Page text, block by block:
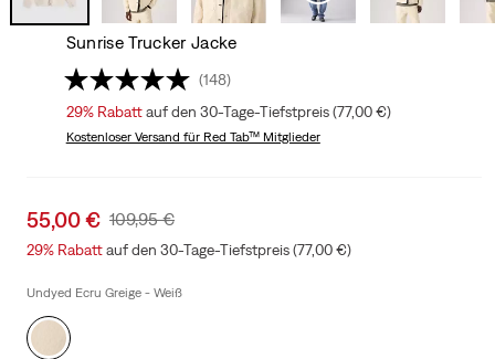
Sunrise Trucker Jacke
(148)
29% Rabattauf den 30-Tage-Tiefstpreis (77,00 €)
Kostenloser Versand für Red Tab™ Mitglieder
Sale
price
55,00 € Original
Price
109,95 €
29% Rabattauf den 30-Tage-Tiefstpreis (77,00 €)
Undyed Ecru Greige - Weiß